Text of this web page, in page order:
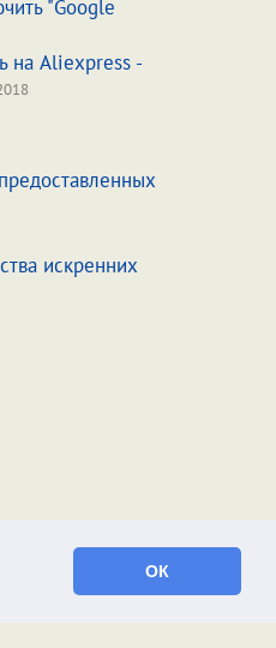
ОК
"Google
на Aliexpress -
искренних
RSS блога